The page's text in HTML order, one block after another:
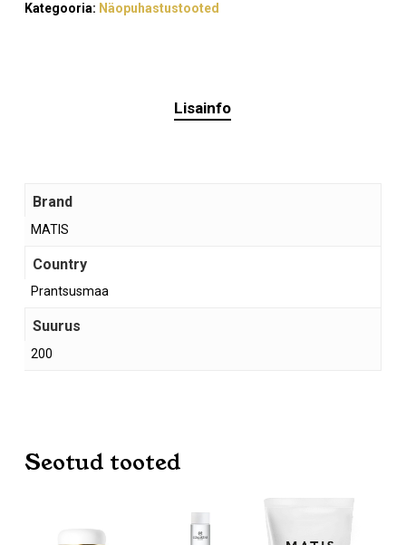
Kategooria: Näopuhastustooted
Lisainfo
Brand
MATIS
Country
Prantsusmaa
Suurus
200
Seotud tooted